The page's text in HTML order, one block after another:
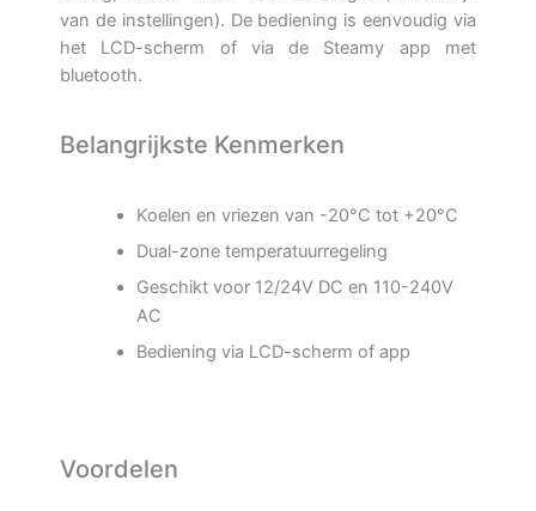
van de instellingen). De bediening is eenvoudig via
het LCD-scherm of via de Steamy app met
bluetooth.
Belangrijkste Kenmerken
Koelen en vriezen van -20°C tot +20°C
Dual-zone temperatuurregeling
Geschikt voor 12/24V DC en 110-240V
AC
Bediening via LCD-scherm of app
Voordelen